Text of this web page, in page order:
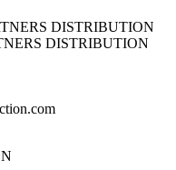
DISTRIBUTION
DISTRIBUTION